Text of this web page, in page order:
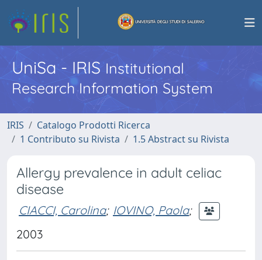
UniSa - IRISInstitutional
Research Information System
IRIS
Catalogo Prodotti Ricerca
1 Contributo su Rivista
1.5 Abstract su Rivista
Allergy prevalence in adult celiac
disease
CIACCI, Carolina; IOVINO, Paola;
2003